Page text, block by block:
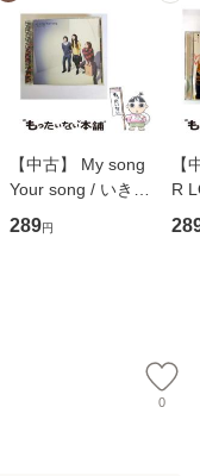
【中古】 My song
Your song / いきも
のがかり / [CD]
【メール便送料無
289円
【
R
産
0